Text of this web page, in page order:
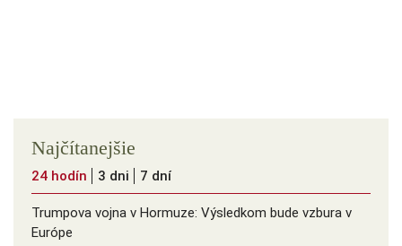
Najčítanejšie
24 hodín 3 dni 7 dní
Trumpova vojna v Hormuze: Výsledkom bude vzbura v
Európe